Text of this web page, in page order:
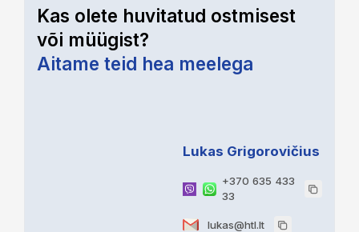
Kas olete huvitatud ostmisest
või müügist?
Aitame teid hea meelega
Lukas Grigorovičius
+370 635 433
33
lukas@htl.lt